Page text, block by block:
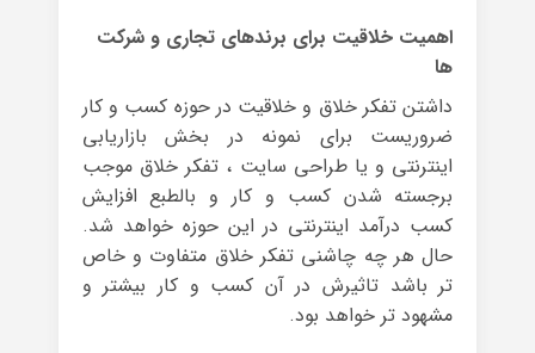
اهمیت خلاقیت برای برندهای تجاری و شرکت
ها
داشتن تفکر خلاق و خلاقیت در حوزه کسب و کار
ضروریست برای نمونه در بخش بازاریابی
اینترنتی و یا طراحی سایت ، تفکر خلاق موجب
برجسته شدن کسب و کار و بالطبع افزایش
کسب درآمد اینترنتی در این حوزه خواهد شد.
حال هر چه چاشنی تفکر خلاق متفاوت و خاص
تر باشد تاثیرش در آن کسب و کار بیشتر و
مشهود تر خواهد بود.